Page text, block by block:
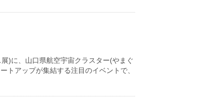
)に、山口県航空宇宙クラスター(やまぐ
トアップが集結する注目のイベントで、